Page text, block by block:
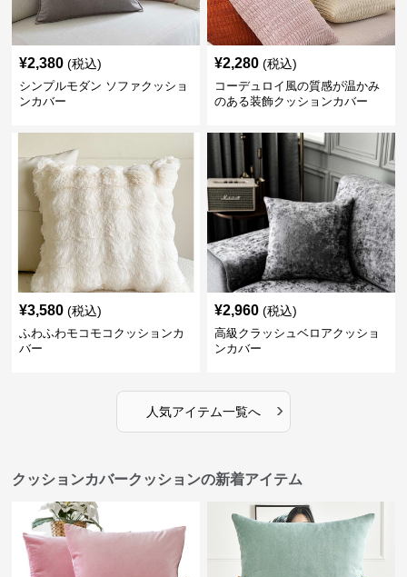
¥2,380 (税込)
シンプルモダン ソファクッショ
ンカバー
¥2,280 (税込)
コーデュロイ風の質感が温かみ
のある装飾クッションカバー
¥3,580 (税込)
ふわふわモコモコクッションカ
バー
¥2,960 (税込)
高級クラッシュベロアクッショ
ンカバー
人気アイテム一覧へ ›
クッションカバークッションの新着アイテム